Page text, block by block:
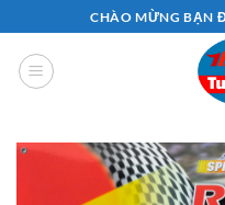
qua
nội
dung
CHÀO MỪNG BẠN